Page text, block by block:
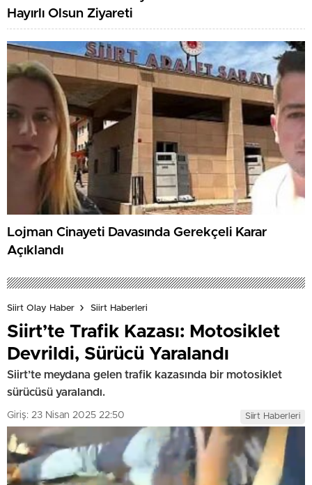
Hayırlı Olsun Ziyareti
Lojman Cinayeti Davasında Gerekçeli Karar
Açıklandı
Siirt Olay Haber Siirt Haberleri
Siirt’te Trafik Kazası: Motosiklet
Devrildi, Sürücü Yaralandı
Siirt’te meydana gelen trafik kazasında bir motosiklet
sürücüsü yaralandı.
Giriş: 23 Nisan 2025 22:50 Siirt Haberleri